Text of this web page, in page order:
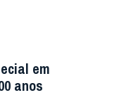
em
anos